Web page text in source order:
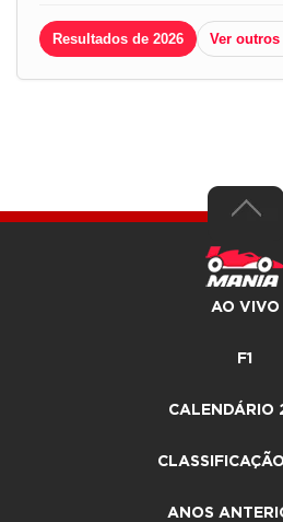
Resultados de 2026 Ver outros
AO VIVO
F1
CALENDÁRIO
ANOS